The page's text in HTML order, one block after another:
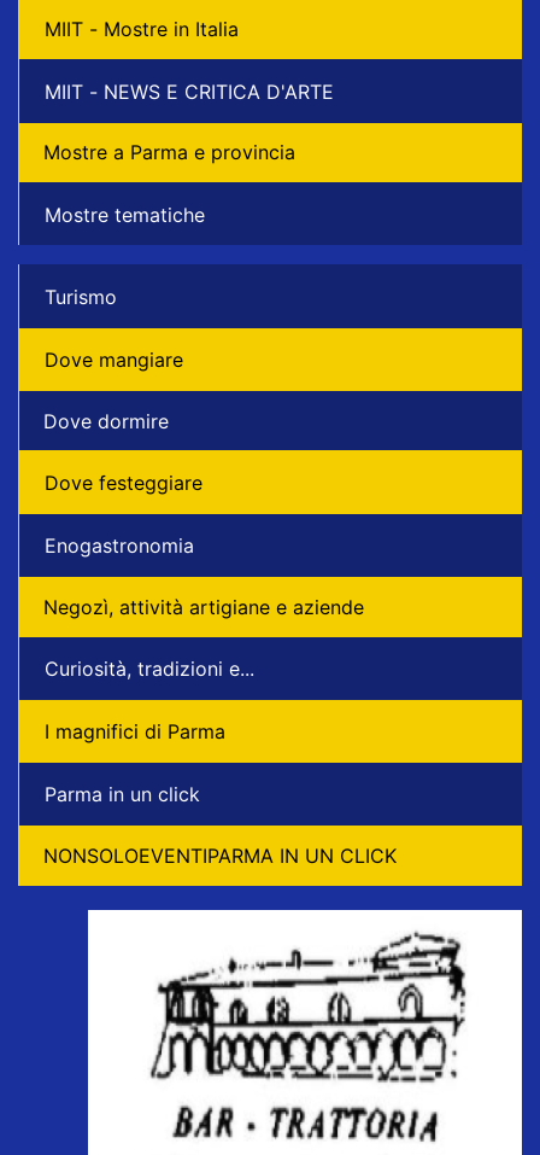
MIIT - Mostre in Italia
MIIT - NEWS E CRITICA D'ARTE
Mostre a Parma e provincia
Mostre tematiche
Turismo
Dove mangiare
Dove dormire
Dove festeggiare
Enogastronomia
Negozì, attività artigiane e aziende
Curiosità, tradizioni e...
I magnifici di Parma
Parma in un click
NONSOLOEVENTIPARMA IN UN CLICK